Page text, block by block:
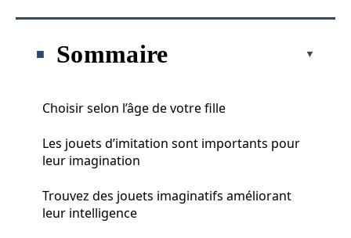
Sommaire
Choisir selon l’âge de votre fille
Les jouets d’imitation sont importants pour
leur imagination
Trouvez des jouets imaginatifs améliorant
leur intelligence